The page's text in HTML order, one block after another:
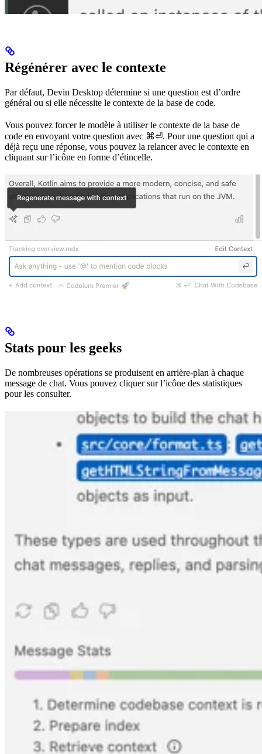
Régénérer avec le contexte
Par défaut, Devin Desktop détermine si une question est d’ordre
général ou si elle nécessite le contexte de la base de code.
Vous pouvez forcer le modèle à utiliser le contexte de la base de
code en envoyant votre question avec ⌘⏎. Pour une question qui a
déjà reçu une réponse, vous pouvez la relancer avec le contexte en
cliquant sur l’icône en forme d’étincelle.
Stats pour les geeks
De nombreuses opérations se produisent en arrière-plan à chaque
message de chat. Vous pouvez cliquer sur l’icône des statistiques
pour les consulter.